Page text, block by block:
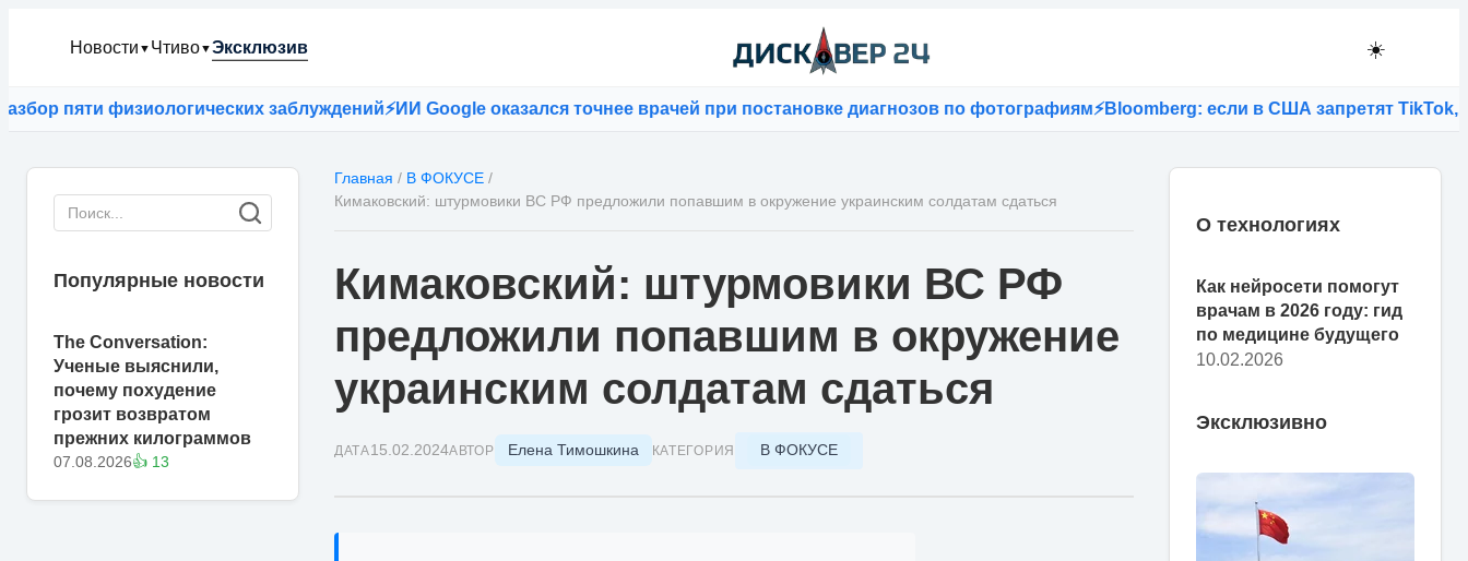
Новости ▼ Чтиво▼Эксклюзив ☀️
пяти физиологических заблуждений⚡ИИ Google оказался точнее врачей при постановке диагнозов по фотографиям⚡Bloomberg: если в США запретят TikTok, то
Популярные новости
The Conversation:
Ученые выяснили,
почему похудение
грозит возвратом
прежних килограммов
07.08.2026👍 13
Главная / В ФОКУСЕ /
Кимаковский: штурмовики ВС РФ предложили попавшим в окружение украинским солдатам сдаться
Кимаковский: штурмовики ВС РФ
предложили попавшим в окружение
украинским солдатам сдаться
ДАТА15.02.2024АВТОР Елена Тимошкина КАТЕГОРИЯ В ФОКУСЕ
О технологиях
Как нейросети помогут
врачам в 2026 году: гид
по медицине будущего
10.02.2026
Эксклюзивно